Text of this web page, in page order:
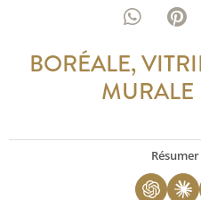
BORÉALE,
MURALE